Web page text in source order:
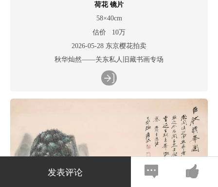
荷花 镜片
58×40cm
估价 10万
2026-05-28 东京樱花拍卖
秋华灿然——关东私人旧藏书画专场
发表评论